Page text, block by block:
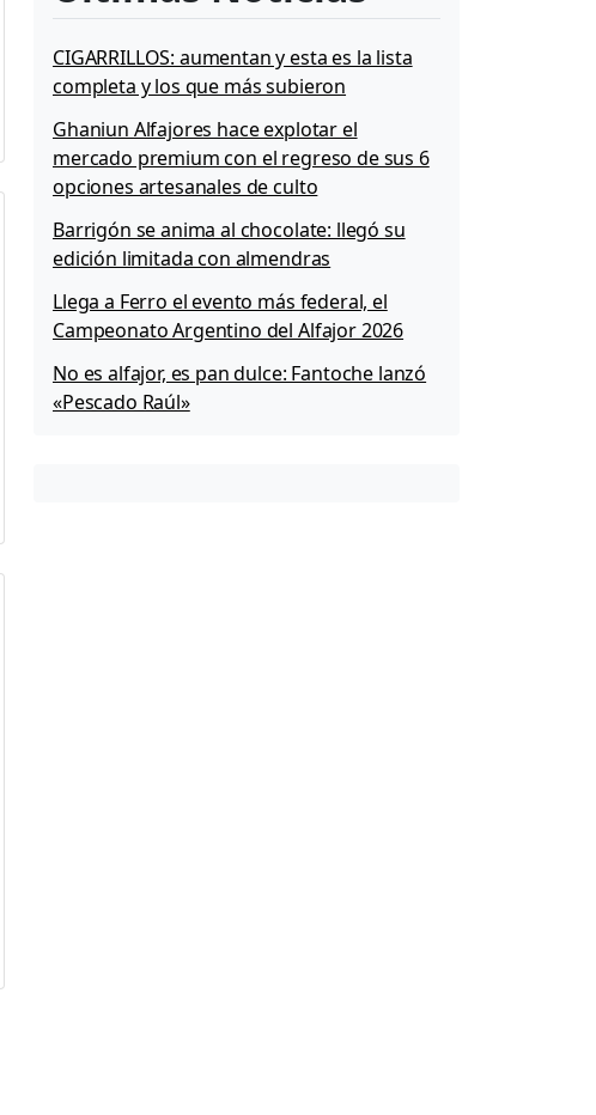
CIGARRILLOS: aumentan y esta es la lista
completa y los que más subieron
Ghaniun Alfajores hace explotar el
mercado premium con el regreso de sus 6
opciones artesanales de culto
Barrigón se anima al chocolate: llegó su
edición limitada con almendras
Llega a Ferro el evento más federal, el
Campeonato Argentino del Alfajor 2026
No es alfajor, es pan dulce: Fantoche lanzó
«Pescado Raúl»